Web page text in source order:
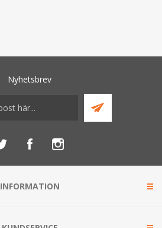
Nyhetsbrev
INFORMATION